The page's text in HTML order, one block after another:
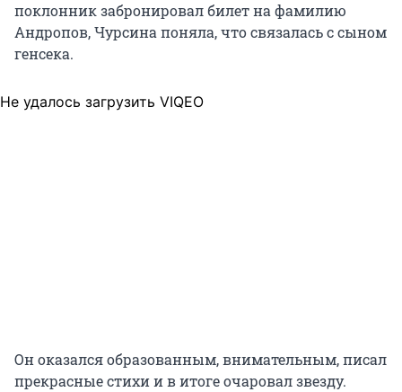
поклонник забронировал билет на фамилию
Андропов, Чурсина поняла, что связалась с сыном
генсека.
Не удалось загрузить VIQEO
Он оказался образованным, внимательным, писал
прекрасные стихи и в итоге очаровал звезду.